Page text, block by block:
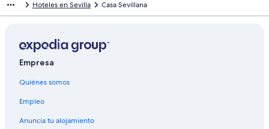
Hoteles en Sevilla Casa Sevillana
Empresa
Quiénes somos
Empleo
Anuncia tu alojamiento